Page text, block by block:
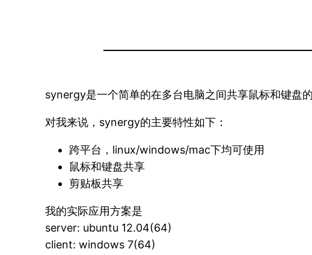
synergy是一个简单的在多台电脑之间共享鼠标和键盘
对我来说，synergy的主要特性如下：
跨平台，linux/windows/mac下均可使用
鼠标和键盘共享
剪贴板共享
我的实际应用方案是
server: ubuntu 12.04(64)
client: windows 7(64)